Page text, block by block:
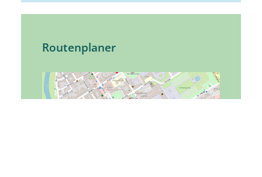
Routenplaner